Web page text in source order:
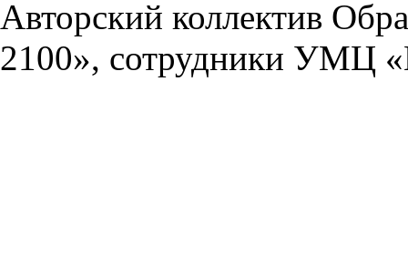
Авторский коллектив
2100», сотрудники УМЦ